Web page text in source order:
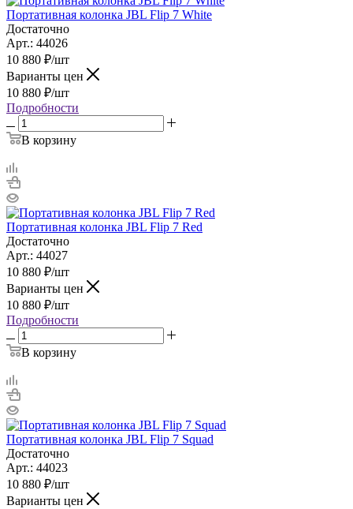
Портативная колонка JBL Flip 7 White
Достаточно
Арт.: 44026
10 880 ₽/шт
Варианты цен
10 880 ₽/шт
Подробности
В корзину
Портативная колонка JBL Flip 7 Red
Достаточно
Арт.: 44027
10 880 ₽/шт
Варианты цен
10 880 ₽/шт
Подробности
В корзину
Портативная колонка JBL Flip 7 Squad
Достаточно
Арт.: 44023
10 880 ₽/шт
Варианты цен